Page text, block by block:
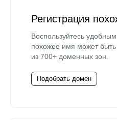
Регистрация
Воспользуйтесь
похожее имя может
из 700+ доменных зон.
Подобрать домен